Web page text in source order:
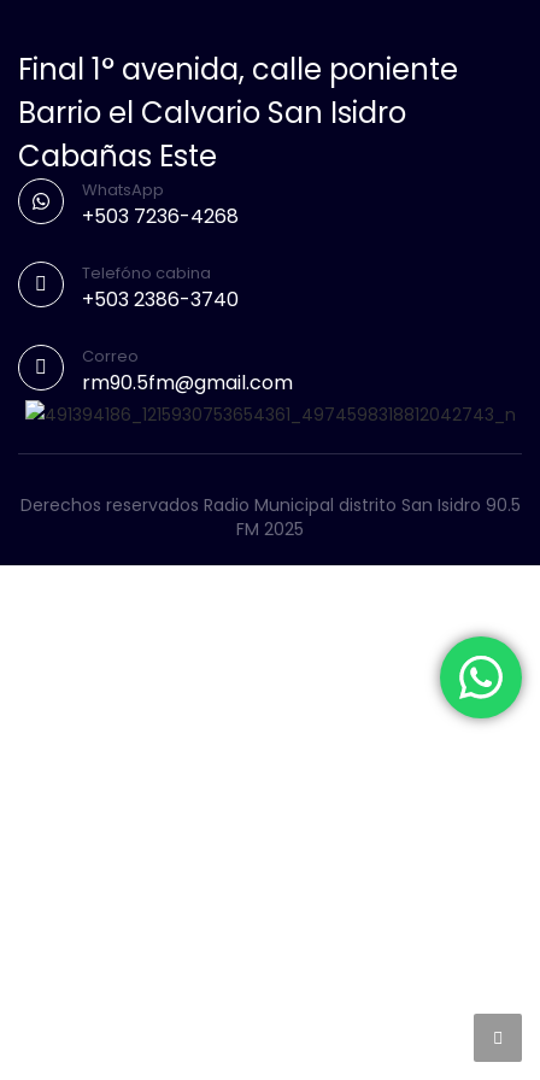
Final 1° avenida, calle poniente
Barrio el Calvario San Isidro
Cabañas Este
WhatsApp
+503 7236-4268
Telefóno cabina
+503 2386-3740
Correo
rm90.5fm@gmail.com
Derechos reservados Radio Municipal distrito San Isidro 90.5
FM 2025